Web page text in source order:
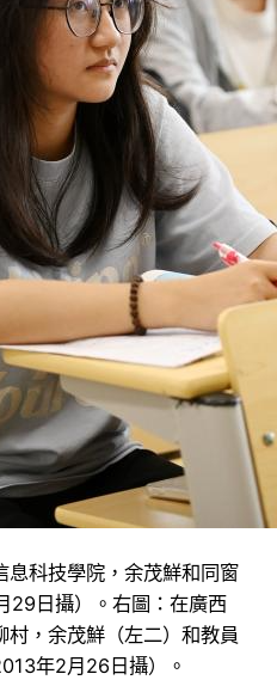
息科技學院，余茂鮮和同窗
29日攝）。右圖：在廣西
，余茂鮮（左二）和教員
年2月26日攝）。